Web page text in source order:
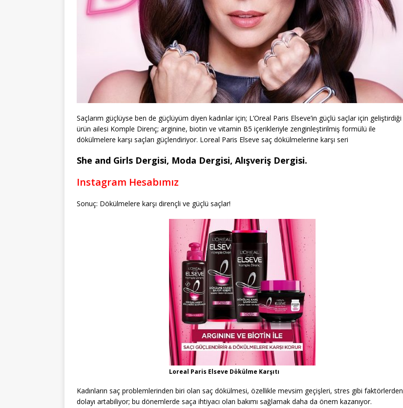
Saçlarım güçlüyse ben de güçlüyüm diyen kadınlar için; L’Oreal Paris Elseve’in güçlü saçlar için geliştirdiği
ürün ailesi Komple Direnç; arginine, biotin ve vitamin B5 içerikleriyle zenginleştirilmiş formülü ile
dökülmelere karşı saçları güçlendiriyor. Loreal Paris Elseve saç dökülmelerine karşı seri
She and Girls Dergisi, Moda Dergisi, Alışveriş Dergisi.
Instagram Hesabımız
Sonuç: Dökülmelere karşı dirençli ve güçlü saçlar!
Loreal Paris Elseve Dökülme Karşıtı
Kadınların saç problemlerinden biri olan saç dökülmesi, özellikle mevsim geçişleri, stres gibi faktörlerden
dolayı artabiliyor; bu dönemlerde saça ihtiyacı olan bakımı sağlamak daha da önem kazanıyor.